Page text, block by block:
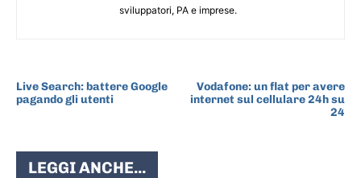
sviluppatori, PA e imprese.
Live Search: battere Google
pagando gli utenti
Vodafone: un flat per avere
internet sul cellulare 24h su
24
LEGGI ANCHE...